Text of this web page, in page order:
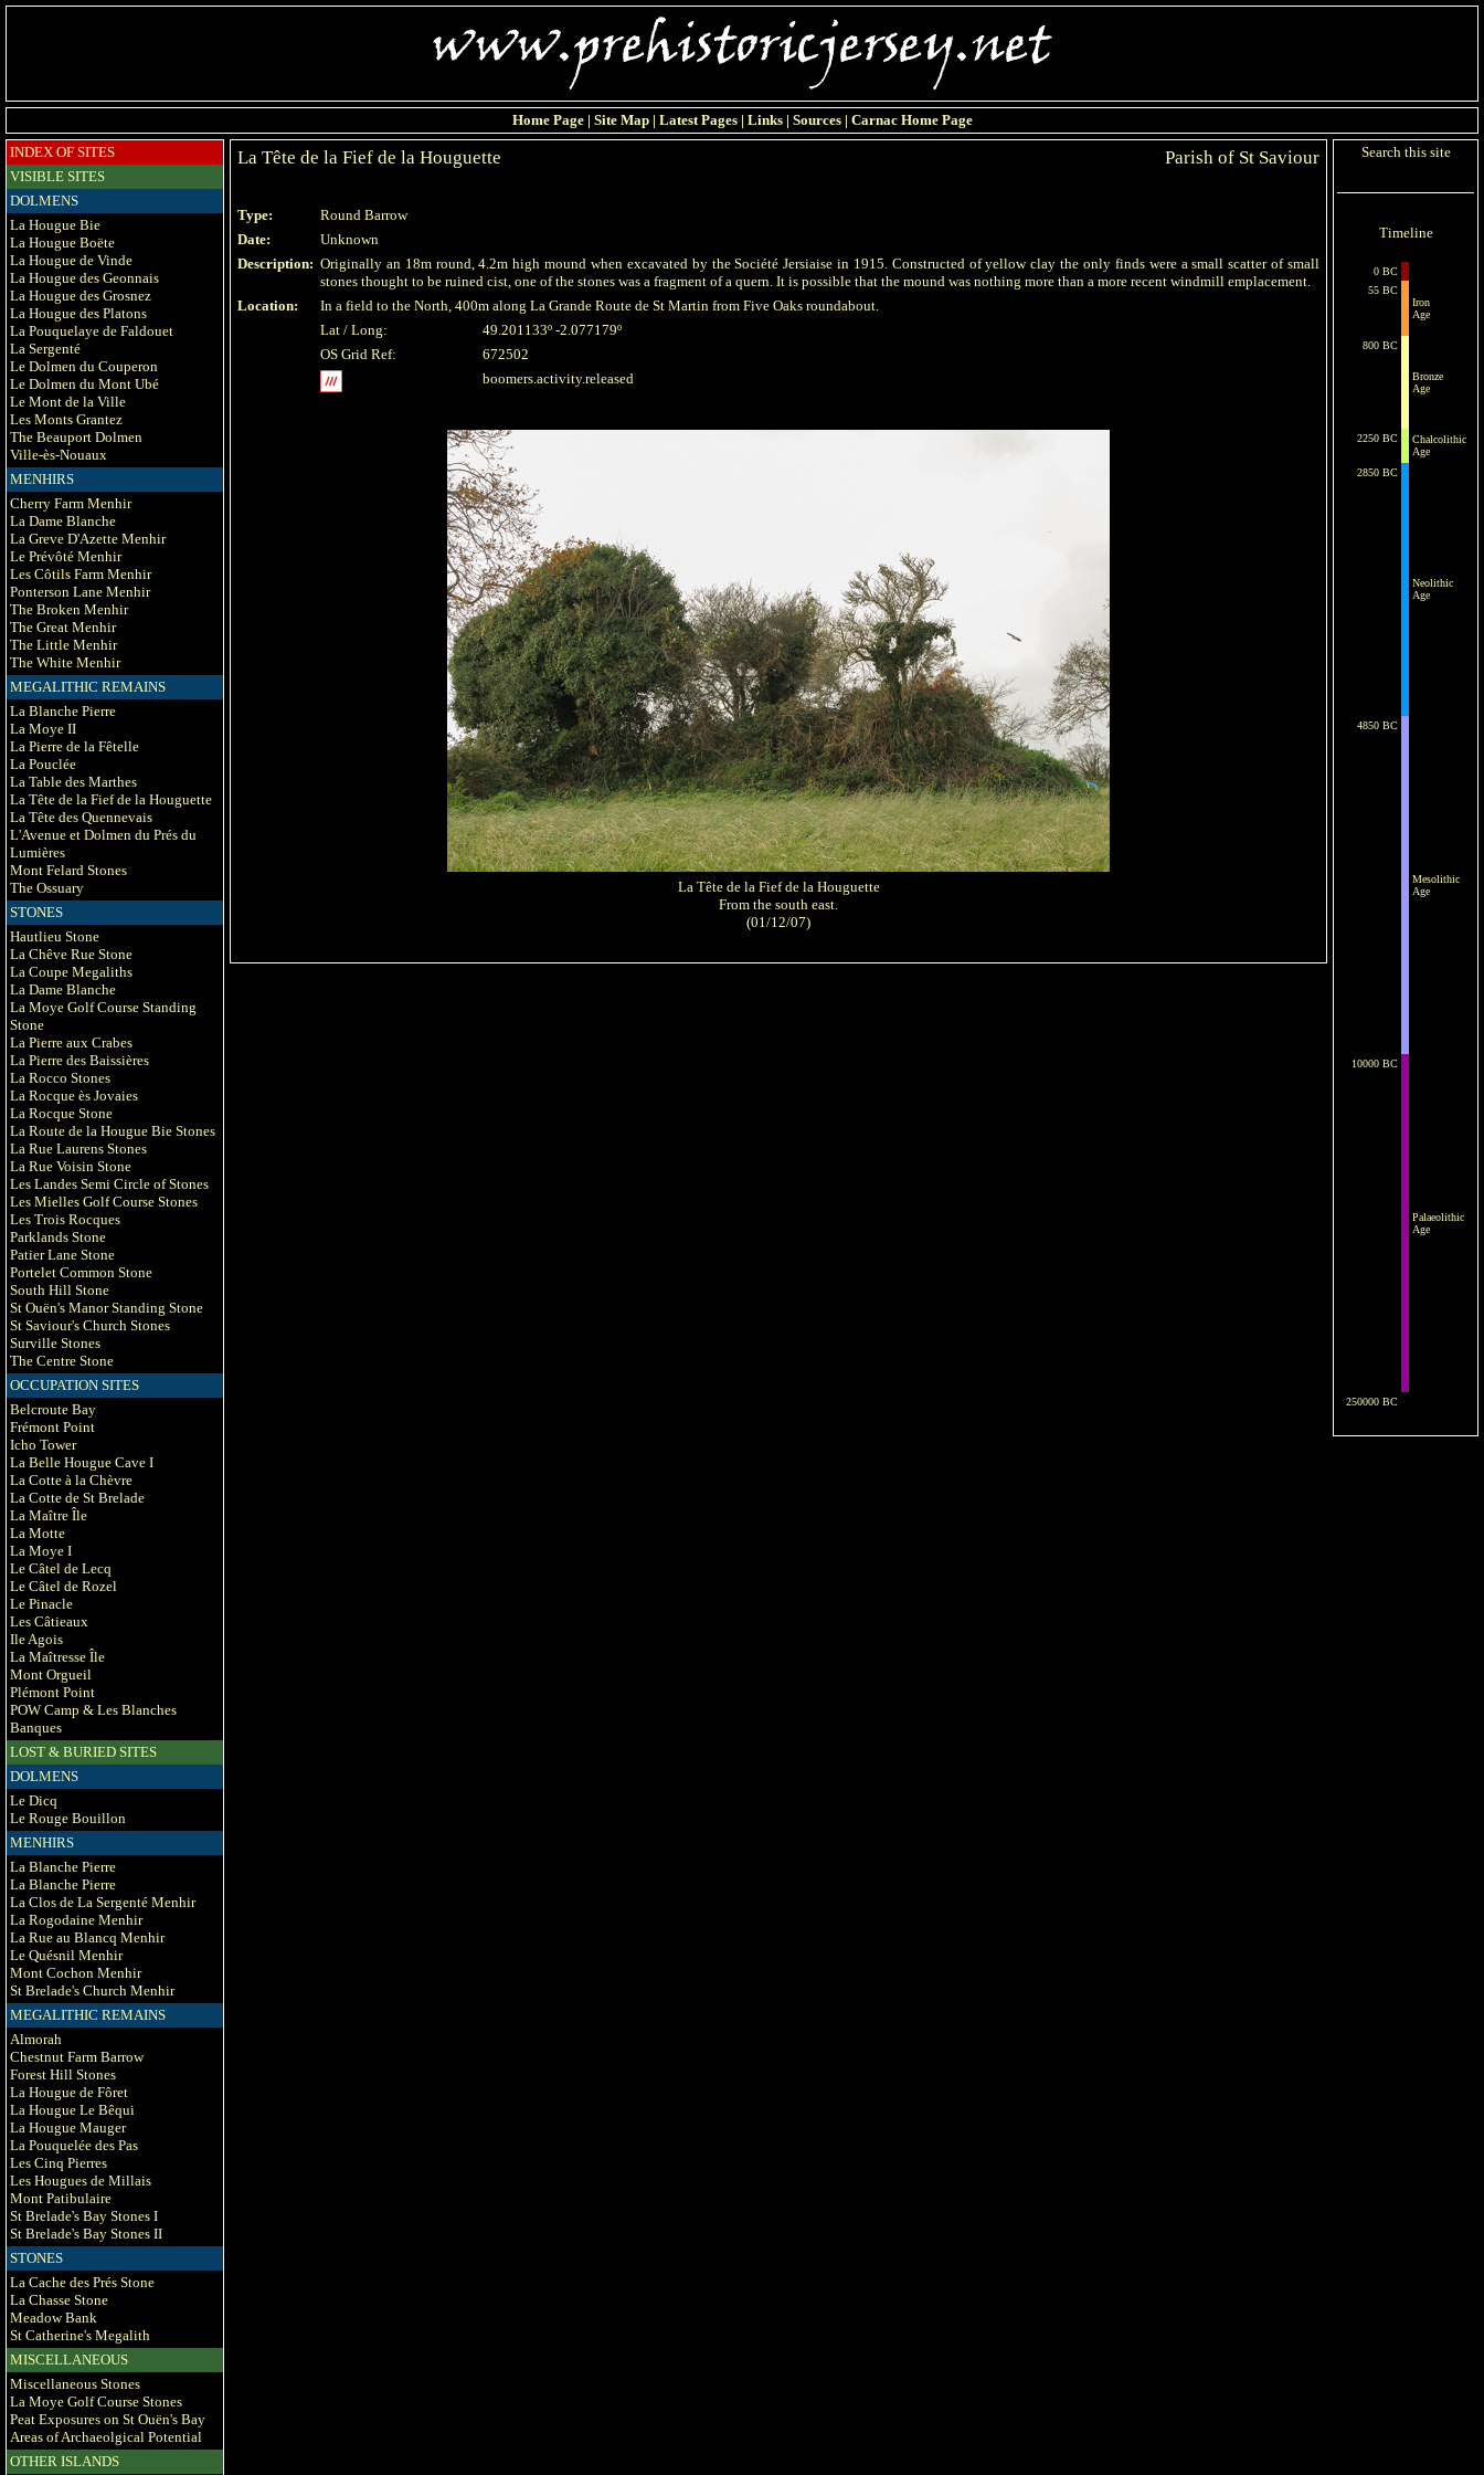
Home Page| Site Map| Latest Pages| Links| Sources| Carnac Home Page
INDEX OF SITES
VISIBLE SITES
DOLMENS
La Hougue Bie
La Hougue Boëte
La Hougue de Vinde
La Hougue des Geonnais
La Hougue des Grosnez
La Hougue des Platons
La Pouquelaye de Faldouet
La Sergenté
Le Dolmen du Couperon
Le Dolmen du Mont Ubé
Le Mont de la Ville
Les Monts Grantez
The Beauport Dolmen
Ville-ès-Nouaux
MENHIRS
Cherry Farm Menhir
La Dame Blanche
La Greve D'Azette Menhir
Le Prévôté Menhir
Les Côtils Farm Menhir
Ponterson Lane Menhir
The Broken Menhir
The Great Menhir
The Little Menhir
The White Menhir
MEGALITHIC REMAINS
La Blanche Pierre
La Moye II
La Pierre de la Fêtelle
La Pouclée
La Table des Marthes
La Tête de la Fief de la Houguette
La Tête des Quennevais
L'Avenue et Dolmen du Prés du
Lumières
Mont Felard Stones
The Ossuary
STONES
Hautlieu Stone
La Chêve Rue Stone
La Coupe Megaliths
La Dame Blanche
La Moye Golf Course Standing
Stone
La Pierre aux Crabes
La Pierre des Baissières
La Rocco Stones
La Rocque ès Jovaies
La Rocque Stone
La Route de la Hougue Bie Stones
La Rue Laurens Stones
La Rue Voisin Stone
Les Landes Semi Circle of Stones
Les Mielles Golf Course Stones
Les Trois Rocques
Parklands Stone
Patier Lane Stone
Portelet Common Stone
South Hill Stone
St Ouën's Manor Standing Stone
St Saviour's Church Stones
Surville Stones
The Centre Stone
OCCUPATION SITES
Belcroute Bay
Frémont Point
Icho Tower
La Belle Hougue Cave I
La Cotte à la Chèvre
La Cotte de St Brelade
La Maître Île
La Motte
La Moye I
Le Câtel de Lecq
Le Câtel de Rozel
Le Pinacle
Les Câtieaux
Ile Agois
La Maîtresse Île
Mont Orgueil
Plémont Point
POW Camp & Les Blanches
Banques
LOST & BURIED SITES
DOLMENS
Le Dicq
Le Rouge Bouillon
MENHIRS
La Blanche Pierre
La Blanche Pierre
La Clos de La Sergenté Menhir
La Rogodaine Menhir
La Rue au Blancq Menhir
Le Quésnil Menhir
Mont Cochon Menhir
St Brelade's Church Menhir
MEGALITHIC REMAINS
Almorah
Chestnut Farm Barrow
Forest Hill Stones
La Hougue de Fôret
La Hougue Le Bêqui
La Hougue Mauger
La Pouquelée des Pas
Les Cinq Pierres
Les Hougues de Millais
Mont Patibulaire
St Brelade's Bay Stones I
St Brelade's Bay Stones II
STONES
La Cache des Prés Stone
La Chasse Stone
Meadow Bank
St Catherine's Megalith
MISCELLANEOUS
Miscellaneous Stones
La Moye Golf Course Stones
Peat Exposures on St Ouën's Bay
Areas of Archaeolgical Potential
OTHER ISLANDS
La Tête de la Fief de la Houguette Parish of St Saviour
Type:
Round Barrow
Date:
Unknown
Description: Originally an 18m round, 4.2m high mound when excavated by the Société Jersiaise in 1915. Constructed of yellow clay the only finds were a small scatter of small
stones thought to be ruined cist, one of the stones was a fragment of a quern. It is possible that the mound was nothing more than a more recent windmill emplacement.
Location:
In a field to the North, 400m along La Grande Route de St Martin from Five Oaks roundabout.
Lat / Long:
49.201133º -2.077179º
OS Grid Ref:
672502
boomers.activity.released
La Tête de la Fief de la Houguette
From the south east.
(01/12/07)
Search this site
Timeline
0 BC
55 BC
Iron
Age
800 BC
Bronze
Age
2250 BC
Chalcolithic
Age
2850 BC
Neolithic
Age
4850 BC
Mesolithic
Age
10000 BC
Palaeolithic
Age
250000 BC